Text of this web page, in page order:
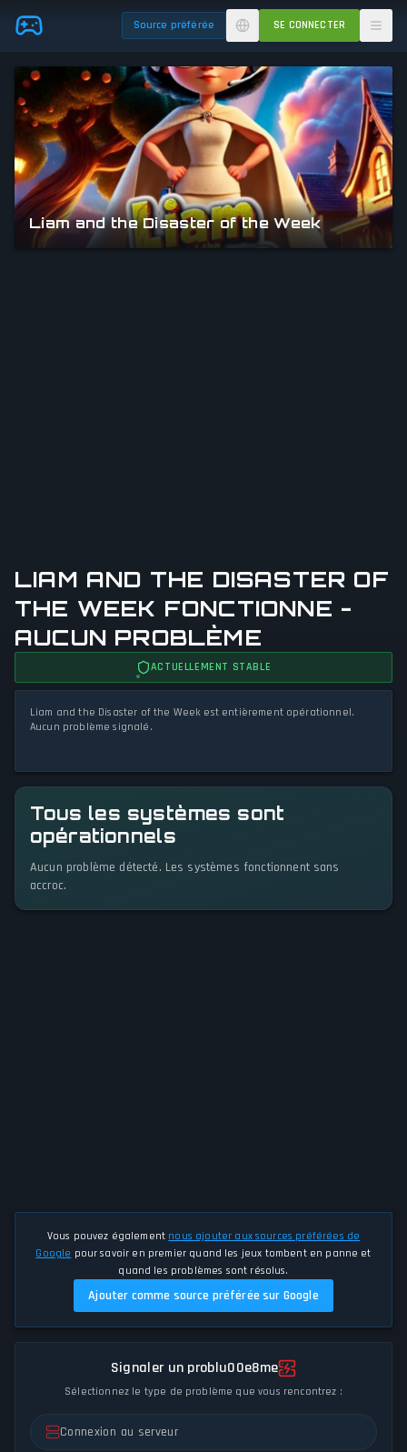
Skip to main contentSource préférée SE CONNECTER
LIAM AND THE DISASTER OF
THE WEEK FONCTIONNE -
AUCUN PROBLÈME
ACTUELLEMENT STABLE
Liam and the Disaster of the Week est entièrement opérationnel.
Aucun problème signalé.
Tous les systèmes sont
opérationnels
Aucun problème détecté. Les systèmes fonctionnent sans
accroc.
Vous pouvez également nous ajouter aux sources préférées de
Google pour savoir en premier quand les jeux tombent en panne et
quand les problèmes sont résolus.
Ajouter comme source préférée sur Google
Signaler un problu00e8me
Sélectionnez le type de problème que vous rencontrez :
Connexion au serveur
Liam and the Disaster of the Week